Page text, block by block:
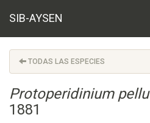
SIB-AYSEN
TODAS LAS ESPECIES
Protoperidinium
1881